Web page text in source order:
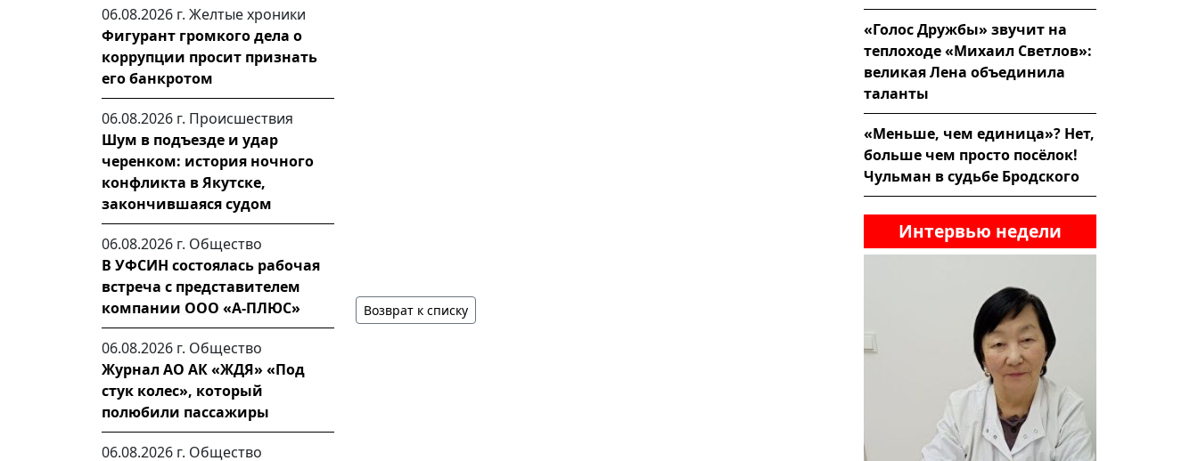
06.08.2026 г. Желтые хроники
Фигурант громкого дела о
коррупции просит признать
его банкротом
06.08.2026 г. Происшествия
Шум в подъезде и удар
черенком: история ночного
конфликта в Якутске,
закончившаяся судом
06.08.2026 г. Общество
В УФСИН состоялась рабочая
встреча с представителем
компании ООО «А-ПЛЮС»
06.08.2026 г. Общество
Журнал АО АК «ЖДЯ» «Под
стук колес», который
полюбили пассажиры
06.08.2026 г. Общество
Возврат к списку
«Голос Дружбы» звучит на
теплоходе «Михаил Светлов»:
великая Лена объединила
таланты
«Меньше, чем единица»? Нет,
больше чем просто посёлок!
Чульман в судьбе Бродского
Интервью недели